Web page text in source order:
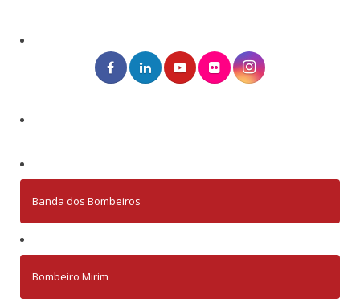
Banda dos Bombeiros
Bombeiro Mirim